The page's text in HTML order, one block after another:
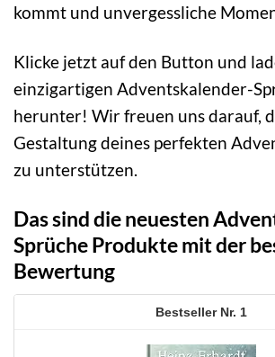
kommt und unvergessliche
Klicke jetzt auf den Button und
einzigartigen Adventskalender-
herunter! Wir freuen uns darauf,
Gestaltung deines perfekten
zu unterstützen.
Das sind die neuesten
Sprüche Produkte mit der
Bewertung
1